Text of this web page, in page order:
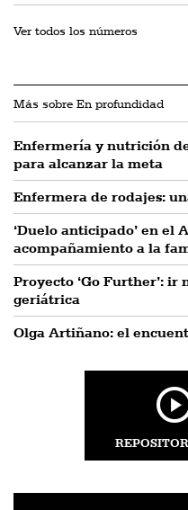
Ver todos los números
Más sobre En profundidad
Enfermería y nutrición
para alcanzar la meta
Enfermera de rodajes:
‘Duelo anticipado’ en el
acompañamiento a la
Proyecto ‘Go Further’:
geriátrica
Olga Artiñano: el